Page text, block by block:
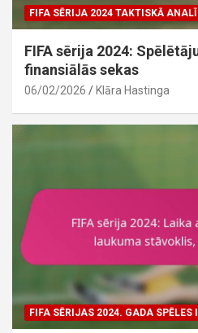
FIFA SĒRIJA 2024 TAKTISKĀ
FIFA sērija 2024:
finansiālās sekas
06/02/2026 Klāra Hastinga
FIFA SĒRIJAS 2024. GADA SPĒLES